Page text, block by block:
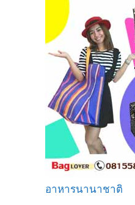
อาหารนานาชาติ